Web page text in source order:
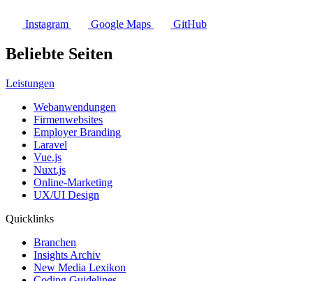
Instagram Google Maps GitHub
Beliebte Seiten
Leistungen
Webanwendungen
Firmenwebsites
Employer Branding
Laravel
Vue.js
Nuxt.js
Online-Marketing
UX/UI Design
Quicklinks
Branchen
Insights Archiv
New Media Lexikon